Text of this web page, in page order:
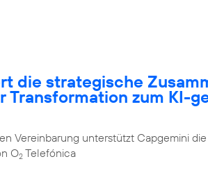
die strategische
Transformation zum KI-
Vereinbarung unterstützt Capgemini
O2 Telefónica